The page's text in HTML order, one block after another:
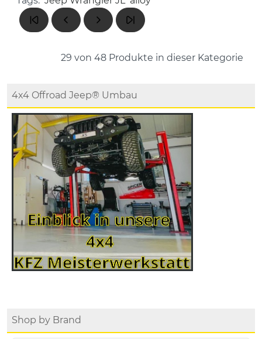
29 von 48 Produkte in dieser Kategorie
4x4 Offroad Jeep® Umbau
Shop by Brand